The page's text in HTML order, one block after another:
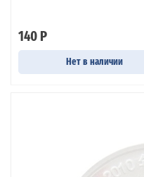
140 Р
Нет в наличии